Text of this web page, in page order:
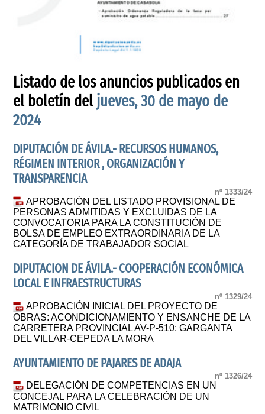
Listado de los anuncios publicados en
el boletín del jueves, 30 de mayo de
2024
DIPUTACIÓN DE ÁVILA.- RECURSOS HUMANOS,
RÉGIMEN INTERIOR , ORGANIZACIÓN Y
TRANSPARENCIA
nº 1333/24
APROBACIÓN DEL LISTADO PROVISIONAL DE
PERSONAS ADMITIDAS Y EXCLUIDAS DE LA
CONVOCATORIA PARA LA CONSTITUCIÓN DE
BOLSA DE EMPLEO EXTRAORDINARIA DE LA
CATEGORÍA DE TRABAJADOR SOCIAL
DIPUTACION DE ÁVILA.- COOPERACIÓN ECONÓMICA
LOCAL E INFRAESTRUCTURAS
nº 1329/24
APROBACIÓN INICIAL DEL PROYECTO DE
OBRAS: ACONDICIONAMIENTO Y ENSANCHE DE LA
CARRETERA PROVINCIAL AV-P-510: GARGANTA
DEL VILLAR-CEPEDA LA MORA
AYUNTAMIENTO DE PAJARES DE ADAJA
nº 1326/24
DELEGACIÓN DE COMPETENCIAS EN UN
CONCEJAL PARA LA CELEBRACIÓN DE UN
MATRIMONIO CIVIL